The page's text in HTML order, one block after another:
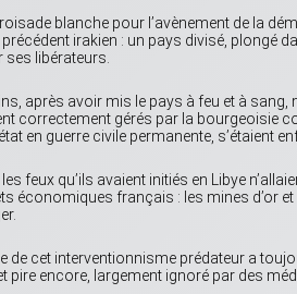
blanche pour l’avènement de la
irakien : un pays divisé, plongé
ses libérateurs.
après avoir mis le pays à feu et à sang,
correctement gérés par la bourgeoisie
en guerre civile permanente, s’étaient
feux qu’ils avaient initiés en Libye
économiques français : les mines d’or
de cet interventionnisme prédateur a
pire encore, largement ignoré par des